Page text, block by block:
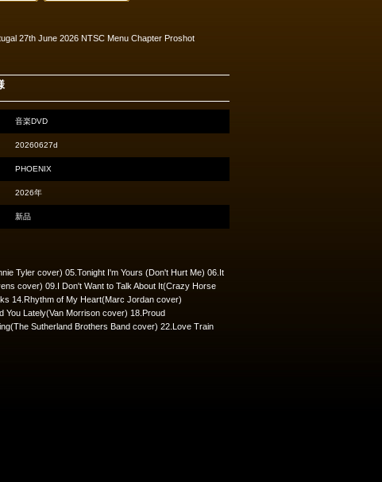
27th June 2026 NTSC Menu Chapter Proshot
音楽DVD
20260627d
PHOENIX
2026年
新品
Tyler cover) 05.Tonight I'm Yours (Don't Hurt Me) 06.It
cover) 09.I Don't Want to Talk About It(Crazy Horse
14.Rhythm of My Heart(Marc Jordan cover)
You Lately(Van Morrison cover) 18.Proud
Sutherland Brothers Band cover) 22.Love Train